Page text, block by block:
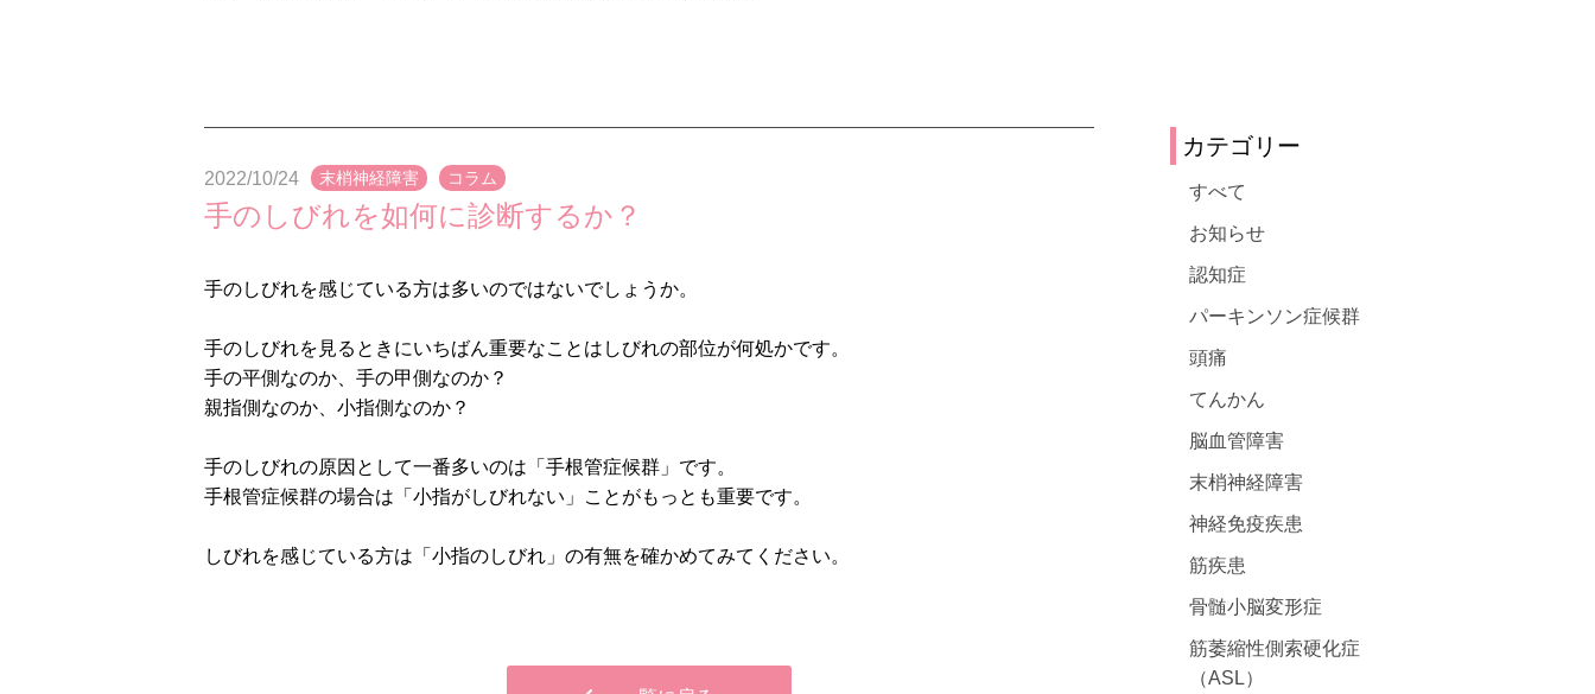
2022/10/24 末梢神経障害 コラム
手のしびれを如何に診断するか？
手のしびれを感じている方は多いのではないでしょうか。
手のしびれを見るときにいちばん重要なことはしびれの部位が何処かです。
手の平側なのか、手の甲側なのか？
親指側なのか、小指側なのか？
手のしびれの原因として一番多いのは「手根管症候群」です。
手根管症候群の場合は「小指がしびれない」ことがもっとも重要です。
しびれを感じている方は「小指のしびれ」の有無を確かめてみてください。
カテゴリー
すべて
お知らせ
認知症
パーキンソン症候群
頭痛
てんかん
脳血管障害
末梢神経障害
神経免疫疾患
筋疾患
骨髄小脳変形症
筋萎縮性側索硬化症
（ASL）